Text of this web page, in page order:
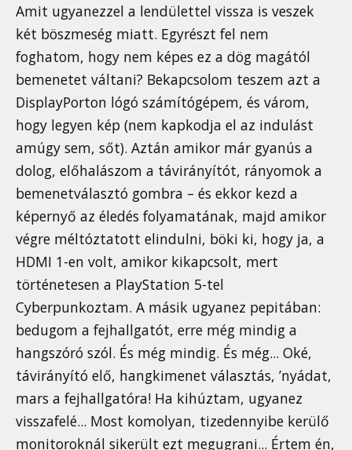
Amit ugyanezzel a lendülettel vissza is veszek
két böszmeség miatt. Egyrészt fel nem
foghatom, hogy nem képes ez a dög magától
bemenetet váltani? Bekapcsolom teszem azt a
DisplayPorton lógó számítógépem, és várom,
hogy legyen kép (nem kapkodja el az indulást
amúgy sem, sőt). Aztán amikor már gyanús a
dolog, előhalászom a távirányítót, rányomok a
bemenetválasztó gombra – és ekkor kezd a
képernyő az éledés folyamatának, majd amikor
végre méltóztatott elindulni, böki ki, hogy ja, a
HDMI 1-en volt, amikor kikapcsolt, mert
történetesen a PlayStation 5-tel
Cyberpunkoztam. A másik ugyanez pepitában:
bedugom a fejhallgatót, erre még mindig a
hangszóró szól. És még mindig. És még... Oké,
távirányító elő, hangkimenet választás, ’nyádat,
mars a fejhallgatóra! Ha kihúztam, ugyanez
visszafelé... Most komolyan, tizedennyibe kerülő
monitoroknál sikerült ezt megugrani... Értem én,